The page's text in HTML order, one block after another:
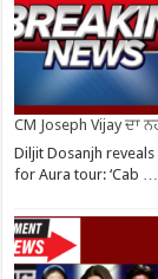
CM Joseph Vijay ਦਾ
Diljit Dosanjh
for Aura tour: ‘Cab …